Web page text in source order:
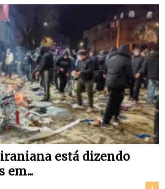
iraniana está dizendo
em...